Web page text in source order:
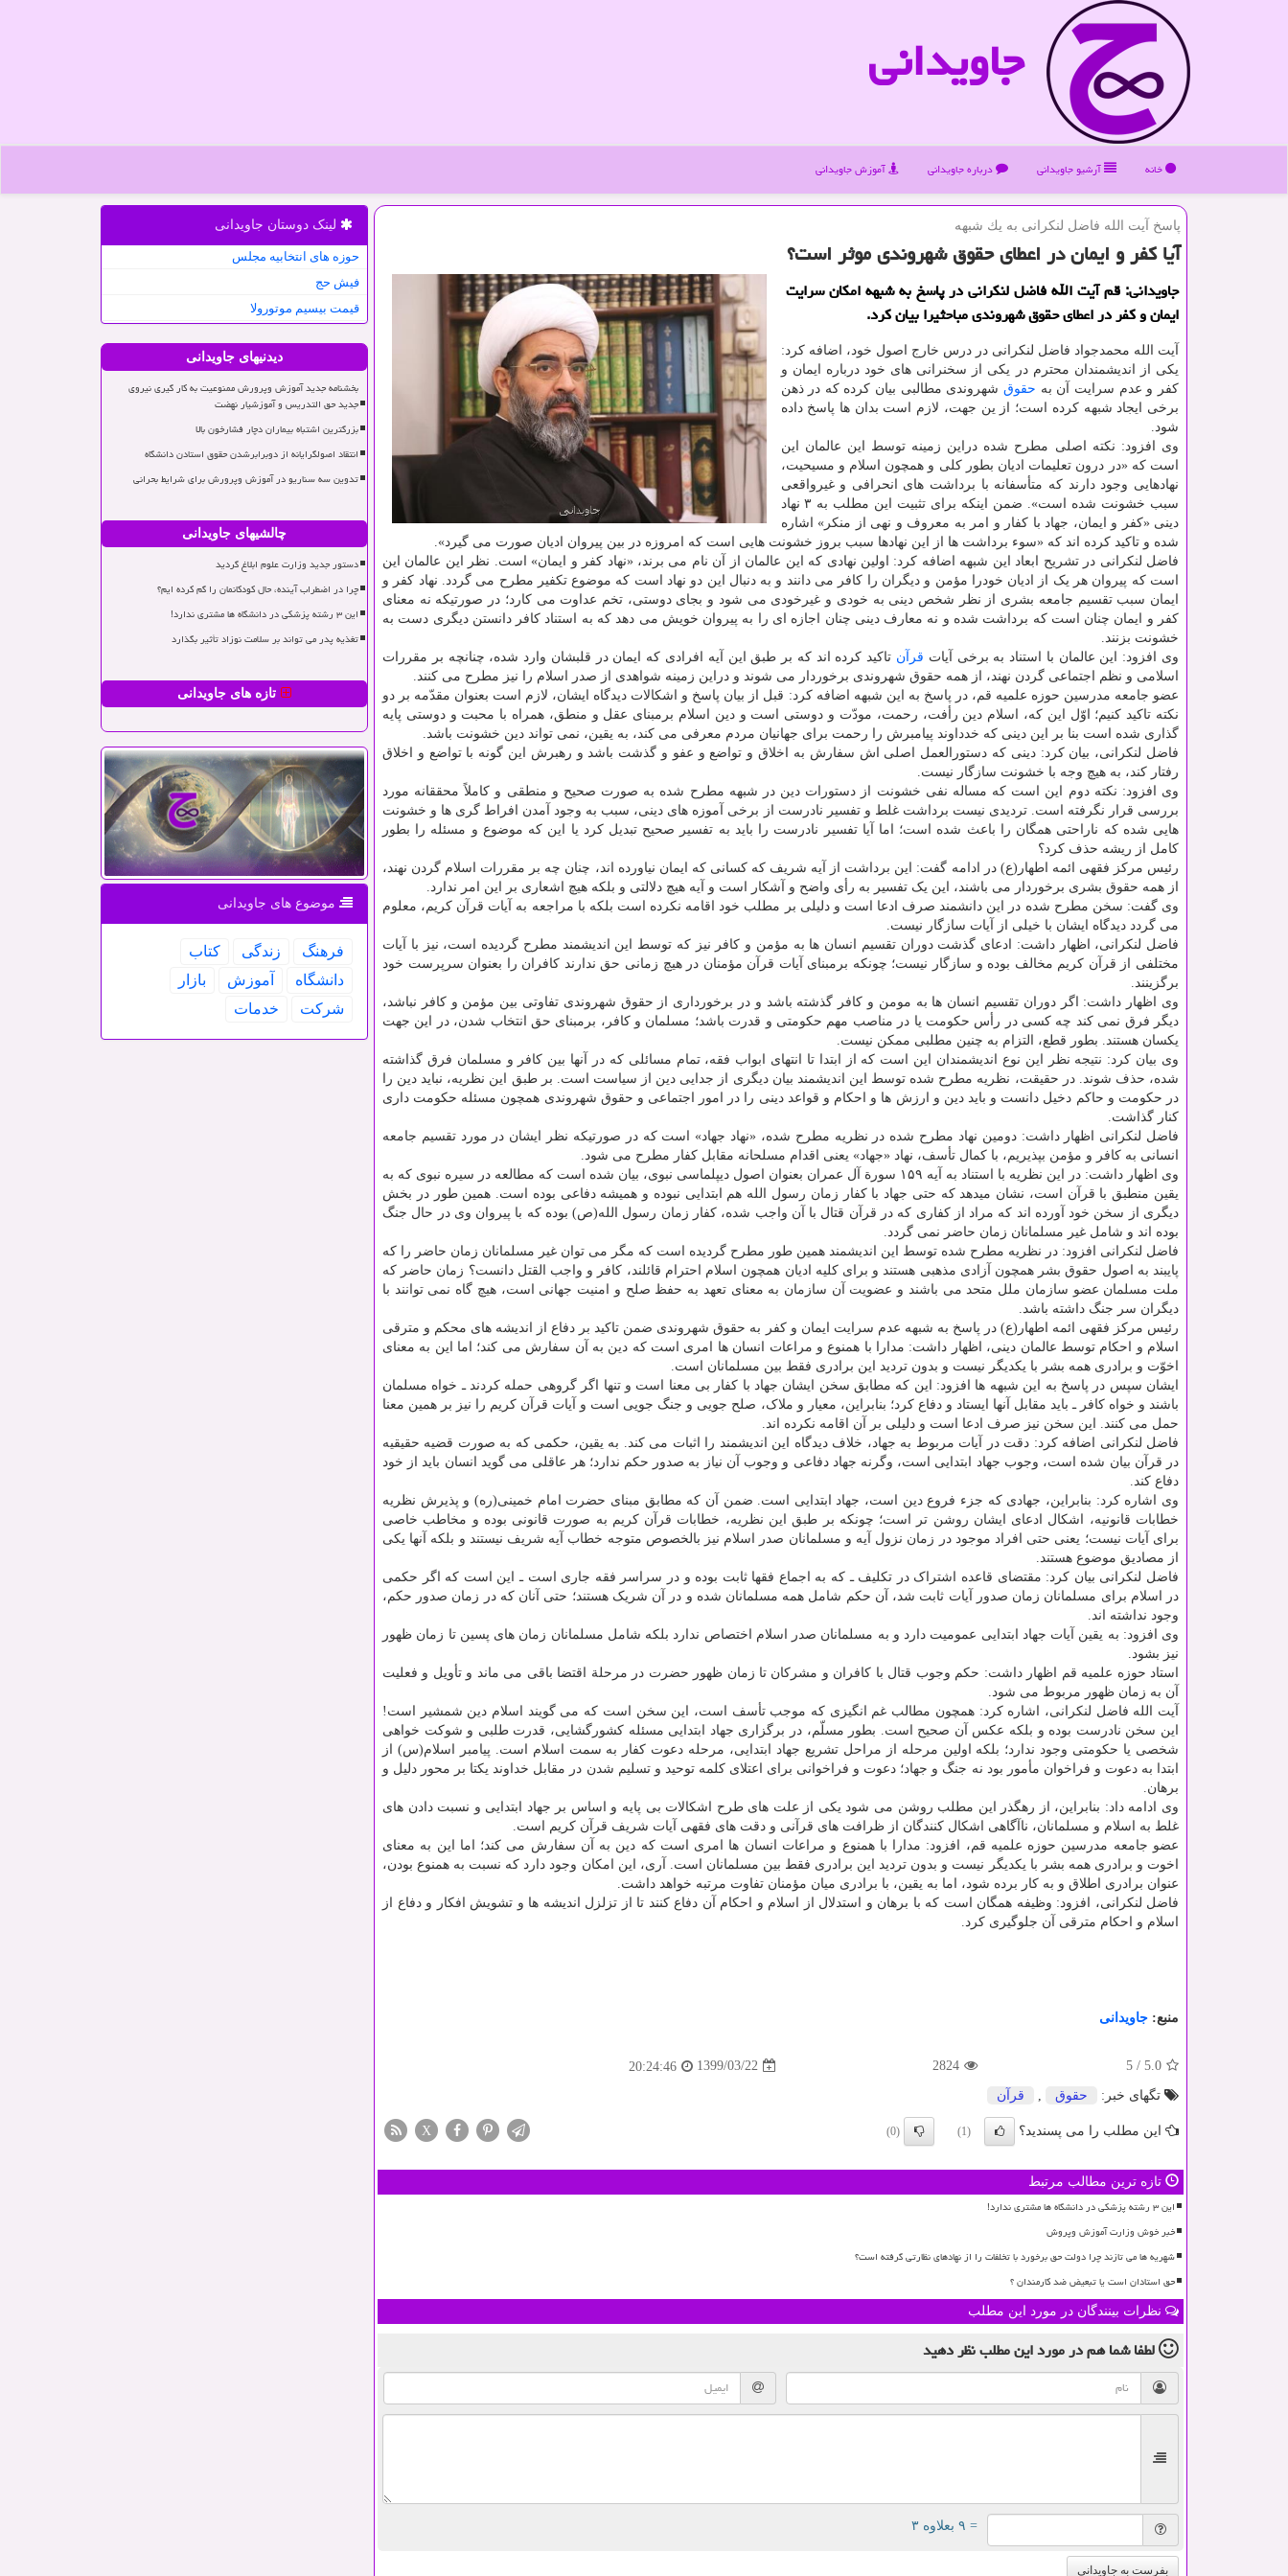
جاویدانی
خانه آرشیو جاویدانی درباره جاویدانی آموزش جاویدانی
پاسخ آیت الله فاضل لنكرانی به یك شبهه
آیا كفر و ایمان در اعطای حقوق شهروندی موثر است؟
جاویدانی: قم آیت الله فاضل لنكرانی در پاسخ به شبهه امكان سرایت
ایمان و كفر در اعطای حقوق شهروندی مباحثیرا بیان كرد.
آیت الله محمدجواد فاضل لنکرانی در درس خارج اصول خود، اضافه کرد:
یکی از اندیشمندان محترم در یکی از سخنرانی های خود درباره ایمان و
کفر و عدم سرایت آن به حقوقشهروندی مطالبی بیان کرده که در ذهن
برخی ایجاد شبهه کرده است؛ از ین جهت، لازم است بدان ها پاسخ داده
شود.
وی افزود: نکته اصلی مطرح شده دراین زمینه توسط این عالمان این
است که «در درون تعلیمات ادیان بطور کلی و همچون اسلام و مسیحیت،
نهادهایی وجود دارند که متأسفانه با برداشت های انحرافی و غیرواقعی
سبب خشونت شده است». ضمن اینکه برای تثبیت این مطلب به ۳ نهاد
دینی «کفر و ایمان، جهاد با کفار و امر به معروف و نهی از منکر» اشاره
شده و تاکید کرده اند که «سوء برداشت ها از این نهادها سبب بروز خشونت هایی است که امروزه در بین پیروان ادیان صورت می گیرد».
فاضل لنکرانی در تشریح ابعاد این شبهه اضافه کرد: اولین نهادی که این عالمان از آن نام می برند، «نهاد کفر و ایمان» است. نظر این عالمان این
است که پیروان هر یک از ادیان خودرا مؤمن و دیگران را کافر می دانند و به دنبال این دو نهاد است که موضوع تکفیر مطرح می گردد. نهاد کفر و
ایمان سبب تقسیم جامعه بشری از نظر شخص دینی به خودی و غیرخودی می شود و بجای دوستی، تخم عداوت می کارد؛ در صورتیکه نه معنای
کفر و ایمان چنان است که برداشت شده و نه معارف دینی چنان اجازه ای را به پیروان خویش می دهد که به استناد کافر دانستن دیگری دست به
خشونت بزنند.
وی افزود: این عالمان با استناد به برخی آیات قرآن تاکید کرده اند که بر طبق این آیه افرادی که ایمان در قلبشان وارد شده، چنانچه بر مقررات
اسلامی و نظم اجتماعی گردن نهند، از همه حقوق شهروندی برخوردار می شوند و دراین زمینه شواهدی از صدر اسلام را نیز مطرح می کنند.
عضو جامعه مدرسین حوزه علمیه قم، در پاسخ به این شبهه اضافه کرد: قبل از بیان پاسخ و اشکالات دیدگاه ایشان، لازم است بعنوان مقدّمه بر دو
نکته تاکید کنیم؛ اوّل این که، اسلام دین رأفت، رحمت، مودّت و دوستی است و دین اسلام برمبنای عقل و منطق، همراه با محبت و دوستی پایه
گذاری شده است بنا بر این دینی که خدداوند پیامبرش را رحمت برای جهانیان مردم معرفی می کند، به یقین، نمی تواند دین خشونت باشد.
فاضل لنکرانی، بیان کرد: دینی که دستورالعمل اصلی اش سفارش به اخلاق و تواضع و عفو و گذشت باشد و رهبرش این گونه با تواضع و اخلاق
رفتار کند، به هیچ وجه با خشونت سازگار نیست.
وی افزود: نکته دوم این است که مساله نفی خشونت از دستورات دین در شبهه مطرح شده به صورت صحیح و منطقی و کاملاً محققانه مورد
بررسی قرار نگرفته است. تردیدی نیست برداشت غلط و تفسیر نادرست از برخی آموزه های دینی، سبب به وجود آمدن افراط گری ها و خشونت
هایی شده که ناراحتی همگان را باعث شده است؛ اما آیا تفسیر نادرست را باید به تفسیر صحیح تبدیل کرد یا این که موضوع و مسئله را بطور
کامل از ریشه حذف کرد؟
رئیس مرکز فقهی ائمه اطهار(ع) در ادامه گفت: این برداشت از آیه شریف که کسانی که ایمان نیاورده اند، چنان چه بر مقررات اسلام گردن نهند،
از همه حقوق بشری برخوردار می باشند، این یک تفسیر به رأی واضح و آشکار است و آیه هیچ دلالتی و بلکه هیچ اشعاری بر این امر ندارد.
وی گفت: سخن مطرح شده در این دانشمند صرف ادعا است و دلیلی بر مطلب خود اقامه نکرده است بلکه با مراجعه به آیات قرآن کریم، معلوم
می گردد دیدگاه ایشان با خیلی از آیات سازگار نیست.
فاضل لنکرانی، اظهار داشت: ادعای گذشت دوران تقسیم انسان ها به مؤمن و کافر نیز که توسط این اندیشمند مطرح گردیده است، نیز با آیات
مختلفی از قرآن کریم مخالف بوده و سازگار نیست؛ چونکه برمبنای آیات قرآن مؤمنان در هیچ زمانی حق ندارند کافران را بعنوان سرپرست خود
برگزینند.
وی اظهار داشت: اگر دوران تقسیم انسان ها به مومن و کافر گذشته باشد و در برخورداری از حقوق شهروندی تفاوتی بین مؤمن و کافر نباشد،
دیگر فرق نمی کند چه کسی در رأس حکومت یا در مناصب مهم حکومتی و قدرت باشد؛ مسلمان و کافر، برمبنای حق انتخاب شدن، در این جهت
یکسان هستند. بطور قطع، التزام به چنین مطلبی ممکن نیست.
وی بیان کرد: نتیجه نظر این نوع اندیشمندان این است که از ابتدا تا انتهای ابواب فقه، تمام مسائلی که در آنها بین کافر و مسلمان فرق گذاشته
شده، حذف شوند. در حقیقت، نظریه مطرح شده توسط این اندیشمند بیان دیگری از جدایی دین از سیاست است. بر طبق این نظریه، نباید دین را
در حکومت و حاکم دخیل دانست و باید دین و ارزش ها و احکام و قواعد دینی را در امور اجتماعی و حقوق شهروندی همچون مسئله حکومت داری
کنار گذاشت.
فاضل لنکرانی اظهار داشت: دومین نهاد مطرح شده در نظریه مطرح شده، «نهاد جهاد» است که در صورتیکه نظر ایشان در مورد تقسیم جامعه
انسانی به کافر و مؤمن بپذیریم، با کمال تأسف، نهاد «جهاد» یعنی اقدام مسلحانه مقابل کفار مطرح می شود.
وی اظهار داشت: در این نظریه با استناد به آیه ۱۵۹ سورة آل عمران بعنوان اصول دیپلماسی نبوی، بیان شده است که مطالعه در سیره نبوی که به
یقین منطبق با قرآن است، نشان میدهد که حتی جهاد با کفار زمان رسول الله هم ابتدایی نبوده و همیشه دفاعی بوده است. همین طور در بخش
دیگری از سخن خود آورده اند که مراد از کفاری که در قرآن قتال با آن واجب شده، کفار زمان رسول الله(ص) بوده که با پیروان وی در حال جنگ
بوده اند و شامل غیر مسلمانان زمان حاضر نمی گردد.
فاضل لنکرانی افزود: در نظریه مطرح شده توسط این اندیشمند همین طور مطرح گردیده است که مگر می توان غیر مسلمانان زمان حاضر را که
پایبند به اصول حقوق بشر همچون آزادی مذهبی هستند و برای کلیه ادیان همچون اسلام احترام قائلند، کافر و واجب القتل دانست؟ زمان حاضر که
ملت مسلمان عضو سازمان ملل متحد می باشند و عضویت آن سازمان به معنای تعهد به حفظ صلح و امنیت جهانی است، هیچ گاه نمی توانند با
دیگران سر جنگ داشته باشد.
رئیس مرکز فقهی ائمه اطهار(ع) در پاسخ به شبهه عدم سرایت ایمان و کفر به حقوق شهروندی ضمن تاکید بر دفاع از اندیشه های محکم و مترقی
اسلام و احکام توسط عالمان دینی، اظهار داشت: مدارا با همنوع و مراعات انسان ها امری است که دین به آن سفارش می کند؛ اما این به معنای
اخوّت و برادری همه بشر با یکدیگر نیست و بدون تردید این برادری فقط بین مسلمانان است.
ایشان سپس در پاسخ به این شبهه ها افزود: این که مطابق سخن ایشان جهاد با کفار بی معنا است و تنها اگر گروهی حمله کردند ـ خواه مسلمان
باشند و خواه کافر ـ باید مقابل آنها ایستاد و دفاع کرد؛ بنابراین، معیار و ملاک، صلح جویی و جنگ جویی است و آیات قرآن کریم را نیز بر همین معنا
حمل می کنند. این سخن نیز صرف ادعا است و دلیلی بر آن اقامه نکرده اند.
فاضل لنکرانی اضافه کرد: دقت در آیات مربوط به جهاد، خلاف دیدگاه این اندیشمند را اثبات می کند. به یقین، حکمی که به صورت قضیه حقیقیه
در قرآن بیان شده است، وجوب جهاد ابتدایی است، وگرنه جهاد دفاعی و وجوب آن نیاز به صدور حکم ندارد؛ هر عاقلی می گوید انسان باید از خود
دفاع کند.
وی اشاره کرد: بنابراین، جهادی که جزء فروع دین است، جهاد ابتدایی است. ضمن آن که مطابق مبنای حضرت امام خمینی(ره) و پذیرش نظریه
خطابات قانونیه، اشکال ادعای ایشان روشن تر است؛ چونکه بر طبق این نظریه، خطابات قرآن کریم به صورت قانونی بوده و مخاطب خاصی
برای آیات نیست؛ یعنی حتی افراد موجود در زمان نزول آیه و مسلمانان صدر اسلام نیز بالخصوص متوجه خطاب آیه شریف نیستند و بلکه آنها یکی
از مصادیق موضوع هستند.
فاضل لنکرانی بیان کرد: مقتضای قاعده اشتراک در تکلیف ـ که به اجماع فقها ثابت بوده و در سراسر فقه جاری است ـ این است که اگر حکمی
در اسلام برای مسلمانان زمان صدور آیات ثابت شد، آن حکم شامل همه مسلمانان شده و در آن شریک هستند؛ حتی آنان که در زمان صدور حکم،
وجود نداشته اند.
وی افزود: به یقین آیات جهاد ابتدایی عمومیت دارد و به مسلمانان صدر اسلام اختصاص ندارد بلکه شامل مسلمانان زمان های پسین تا زمان ظهور
نیز بشود.
استاد حوزه علمیه قم اظهار داشت: حکم وجوب قتال با کافران و مشرکان تا زمان ظهور حضرت در مرحلة اقتضا باقی می ماند و تأویل و فعلیت
آن به زمان ظهور مربوط می شود.
آیت الله فاضل لنکرانی، اشاره کرد: همچون مطالب غم انگیزی که موجب تأسف است، این سخن است که می گویند اسلام دین شمشیر است!
این سخن نادرست بوده و بلکه عکس آن صحیح است. بطور مسلّم، در برگزاری جهاد ابتدایی مسئله کشورگشایی، قدرت طلبی و شوکت خواهی
شخصی یا حکومتی وجود ندارد؛ بلکه اولین مرحله از مراحل تشریع جهاد ابتدایی، مرحله دعوت کفار به سمت اسلام است. پیامبر اسلام(س) از
ابتدا به دعوت و فراخوان مأمور بود نه جنگ و جهاد؛ دعوت و فراخوانی برای اعتلای کلمه توحید و تسلیم شدن در مقابل خداوند یکتا بر محور دلیل و
برهان.
وی ادامه داد: بنابراین، از رهگذر این مطلب روشن می شود یکی از علت های طرح اشکالات بی پایه و اساس بر جهاد ابتدایی و نسبت دادن های
غلط به اسلام و مسلمانان، ناآگاهی اشکال کنندگان از ظرافت های قرآنی و دقت های فقهی آیات شریف قرآن کریم است.
عضو جامعه مدرسین حوزه علمیه قم، افزود: مدارا با همنوع و مراعات انسان ها امری است که دین به آن سفارش می کند؛ اما این به معنای
اخوت و برادری همه بشر با یکدیگر نیست و بدون تردید این برادری فقط بین مسلمانان است. آری، این امکان وجود دارد که نسبت به همنوع بودن،
عنوان برادری اطلاق و به کار برده شود، اما به یقین، با برادری میان مؤمنان تفاوت مرتبه خواهد داشت.
فاضل لنکرانی، افزود: وظیفه همگان است که با برهان و استدلال از اسلام و احکام آن دفاع کنند تا از تزلزل اندیشه ها و تشویش افکار و دفاع از
اسلام و احکام مترقی آن جلوگیری کرد.
منبع: جاویدانی
5.0
/
5
2824
1399/03/22
20:24:46
تگهای خبر:
حقوق قرآن
این مطلب را می پسندید؟ (1)
(0)
X
تازه ترین مطالب مرتبط
این ۳ رشته پزشکی در دانشگاه ها مشتری ندارد!
خبر خوش وزارت آموزش وپروش
شهریه ها می تازند چرا دولت حق برخورد با تخلفات را از نهادهای نظارتی گرفته است؟
حق استادان است یا تبعیض ضد کارمندان ؟
نظرات بینندگان در مورد این مطلب
لطفا شما همدر مورد این مطلبنظر دهید
= ۹ بعلاوه ۳
بفرست به جاویدانی
لینک دوستان جاویدانی
حوزه های انتخابیه مجلس
فیش حج
قیمت بیسیم موتورولا
دیدنیهای جاویدانی
بخشنامه جدید آموزش وپرورش ممنوعیت به کار گیری نیروی
جدید حق التدریس و آموزشیار نهضت
بزرگترین اشتباه بیماران دچار فشارخون بالا
انتقاد اصولگرایانه از دوبرابرشدن حقوق استادن دانشگاه
تدوین سه سناریو در آموزش وپرورش برای شرایط بحرانی
چالشیهای جاویدانی
دستور جدید وزارت علوم ابلاغ گردید
چرا در اضطراب آینده، حال کودکانمان را گم کرده ایم؟
این ۳ رشته پزشکی در دانشگاه ها مشتری ندارد!
تغذیه پدر می تواند بر سلامت نوزاد تأثیر بگذارد
تازه های جاویدانی
موضوع های جاویدانی
فرهنگ زندگی
كتاب
دانشگاه
آموزش
بازار
شركت
خدمات